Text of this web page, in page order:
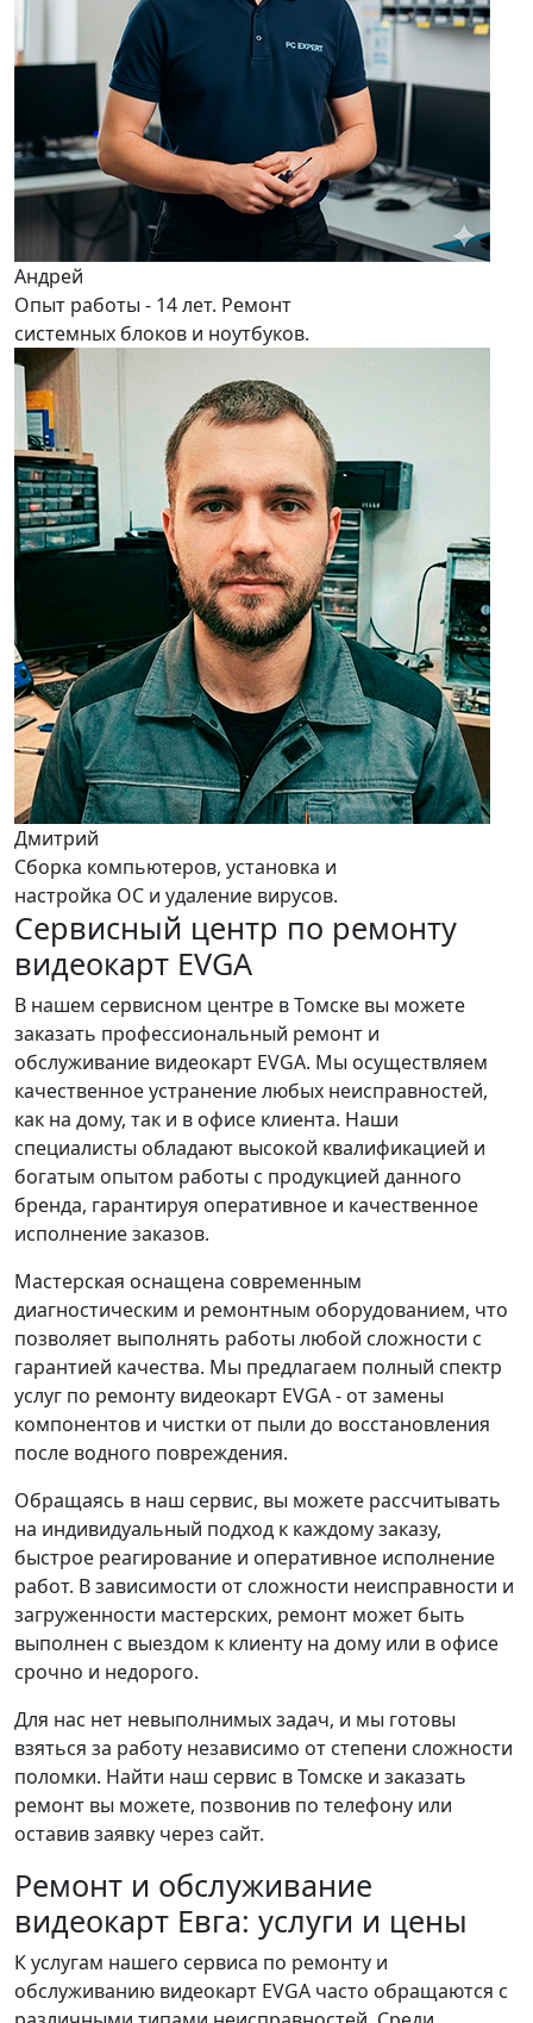
Андрей
Опыт работы - 14 лет. Ремонт
системных блоков и ноутбуков.
Дмитрий
Сборка компьютеров, установка и
настройка ОС и удаление вирусов.
Сервисный центр по ремонту
видеокарт EVGA
В нашем сервисном центре в Томске вы можете
заказать профессиональный ремонт и
обслуживание видеокарт EVGA. Мы осуществляем
качественное устранение любых неисправностей,
как на дому, так и в офисе клиента. Наши
специалисты обладают высокой квалификацией и
богатым опытом работы с продукцией данного
бренда, гарантируя оперативное и качественное
исполнение заказов.
Мастерская оснащена современным
диагностическим и ремонтным оборудованием, что
позволяет выполнять работы любой сложности с
гарантией качества. Мы предлагаем полный спектр
услуг по ремонту видеокарт EVGA - от замены
компонентов и чистки от пыли до восстановления
после водного повреждения.
Обращаясь в наш сервис, вы можете рассчитывать
на индивидуальный подход к каждому заказу,
быстрое реагирование и оперативное исполнение
работ. В зависимости от сложности неисправности и
загруженности мастерских, ремонт может быть
выполнен с выездом к клиенту на дому или в офисе
срочно и недорого.
Для нас нет невыполнимых задач, и мы готовы
взяться за работу независимо от степени сложности
поломки. Найти наш сервис в Томске и заказать
ремонт вы можете, позвонив по телефону или
оставив заявку через сайт.
Ремонт и обслуживание
видеокарт Евга: услуги и цены
К услугам нашего сервиса по ремонту и
обслуживанию видеокарт EVGA часто обращаются с